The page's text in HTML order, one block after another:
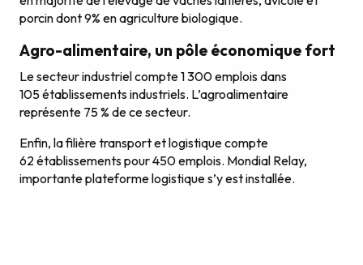
porcin dont 9% en agriculture biologique.
Agro-alimentaire, un pôle économique fort
Le secteur industriel compte 1 300 emplois dans
105 établissements industriels. L’agroalimentaire
représente 75 % de ce secteur.
Enfin, la filière transport et logistique compte
62 établissements pour 450 emplois. Mondial Relay,
importante plateforme logistique s’y est installée.